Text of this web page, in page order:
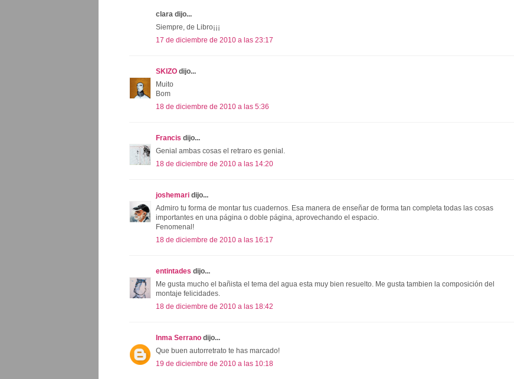
clara dijo...
Siempre, de Libro¡¡¡
17 de diciembre de 2010 a las 23:17
SKIZO dijo...
Muito
Bom
18 de diciembre de 2010 a las 5:36
Francis dijo...
Genial ambas cosas el retraro es genial.
18 de diciembre de 2010 a las 14:20
joshemari dijo...
Admiro tu forma de montar tus cuadernos. Esa manera de enseñar de forma tan completa todas las cosas
importantes en una página o doble página, aprovechando el espacio.
Fenomenal!
18 de diciembre de 2010 a las 16:17
entintades dijo...
Me gusta mucho el bañista el tema del agua esta muy bien resuelto. Me gusta tambien la composición del
montaje felicidades.
18 de diciembre de 2010 a las 18:42
Inma Serrano dijo...
Que buen autorretrato te has marcado!
19 de diciembre de 2010 a las 10:18